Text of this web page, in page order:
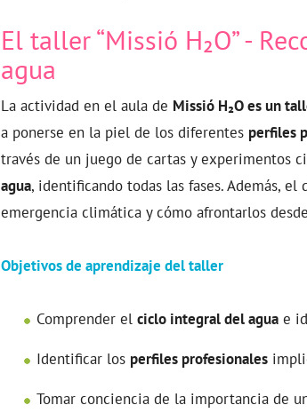
El taller “Missió H₂O” -
agua
La actividad en el aula de Missió H₂O es un
a ponerse en la piel de los diferentes perfiles
través de un juego de cartas y experimentos
agua, identificando todas las fases. Además,
emergencia climática y cómo afrontarlos
Objetivos de aprendizaje del taller
Comprender el ciclo integral del agua e
Identificar los perfiles profesionales
Tomar conciencia de la importancia de